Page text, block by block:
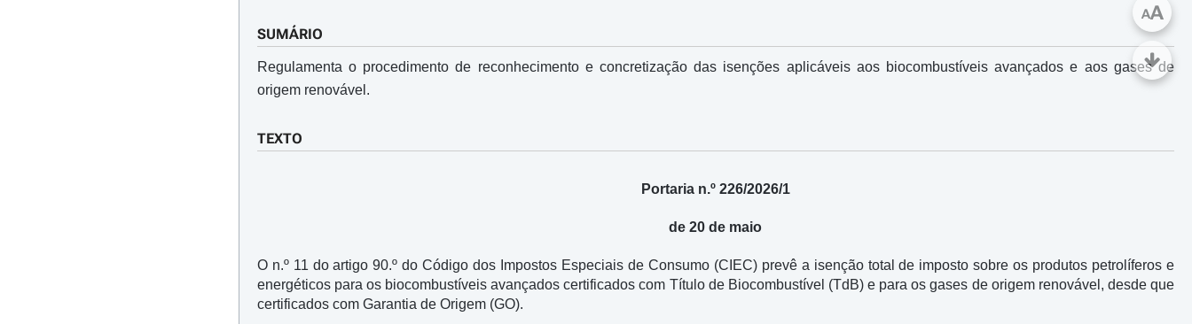
SUMÁRIO
Regulamenta o procedimento de reconhecimento e concretização das isenções aplicáveis aos biocombustíveis avançados e aos gases de
origem renovável.
TEXTO
Portaria n.º 226/2026/1
de 20 de maio
O n.º 11 do artigo 90.º do Código dos Impostos Especiais de Consumo (CIEC) prevê a isenção total de imposto sobre os produtos petrolíferos e
energéticos para os biocombustíveis avançados certificados com Título de Biocombustível (TdB) e para os gases de origem renovável, desde que
certificados com Garantia de Origem (GO).
AA